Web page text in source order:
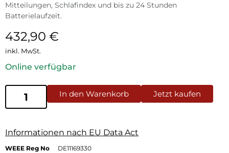
Mitteilungen, Schlafindex und bis zu 24 Stunden
Batterielaufzeit.
432,90 €
inkl. MwSt.
Online verfügbar
In den Warenkorb Jetzt kaufen
Informationen nach EU Data Act
WEEE Reg No
DE11169330